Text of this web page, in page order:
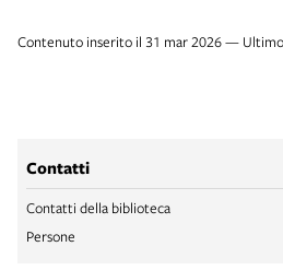
Contenuto inserito il 31 mar 2026 —
Contatti
Contatti della biblioteca
Persone